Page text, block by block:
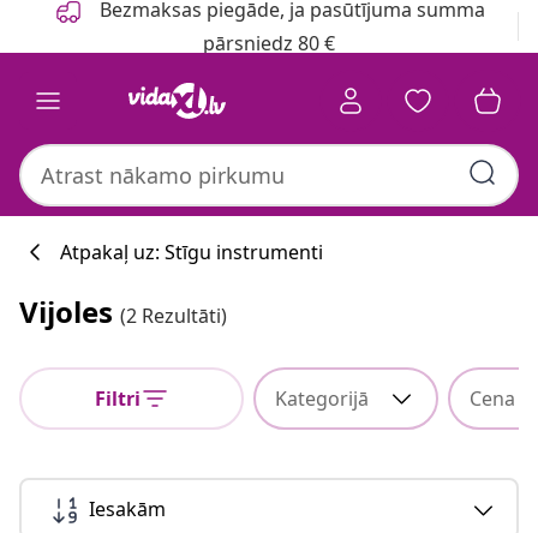
Bezmaksas piegāde, ja pasūtījuma summa
pārsniedz 80 €
Atpakaļ uz: Stīgu instrumenti
Vijoles (2 Rezultāti)
Filtri Kategorijā Cena
Iesakām